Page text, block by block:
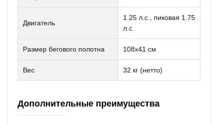
Двигатель
1.25 л.с., пиковая 1.75
л.с.
Размер бегового полотна 108х41 см
Вес 32 кг (нетто)
Дополнительные преимущества